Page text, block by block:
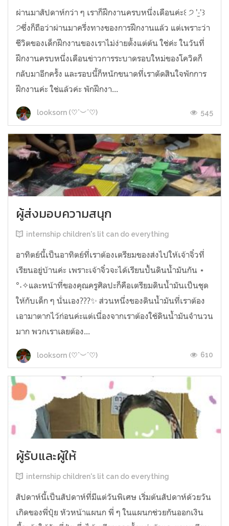
ผ่านมาสัปดาห์กว่า ๆ เราก็ฝึกงานครบหนึ่งเดือนค่ะ꒰ ੭ '‧̫'꒱
੭ซึ่งก็ถือว่าผ่านมาครึ่งทางของการฝึกงานแล้ว แต่เพราะว่า
ชีวิตของเด็กฝึกงานของเราไม่ง่ายตั้งแต่ต้น ใช่ค่ะ ในวันที่
ฝึกงานครบหนึ่งเดือนข่าวการระบาดรอบใหม่ของโควิดก็
กลับมาอีกครั้ง และรอบนี้ก็หนักขนาดที่เราตัดสินใจพักการ
ฝึกงานค่ะ ใช่แล้วค่ะ พักฝึกงา...
looksorn (♡˙︶˙♡) 545
ผู้ส่งมอบความสนุก
internship children's lit can do everything
อาทิตย์นี้เป็นอาทิตย์ที่เราต้องเตรียมของส่งไปให้เจ้าจิ๋วที่
เรียนอยู่บ้านค่ะ เพราะเจ้าจิ๋วจะได้เรียนปั้นดินน้ำมันกัน ⋆
°˖✧และหน้าที่ของคุณครูศิลปะก็คือเตรียมดินน้ำมันเป็นชุด
ให้กับเด็ก ๆ นั่นเอง??‍?✨ ส่วนหนึ่งของดินน้ำมันที่เราต้อง
เอามาตากไว้ก่อนค่ะแต่เนื่องจากเราต้องใช้ดินน้ำมันจำนวน
มาก พวกเราเลยต้อง...
looksorn (♡˙︶˙♡) 610
ผู้รับและผู้ให้
internship children's lit can do everything
สัปดาห์นี้เป็นสัปดาห์ที่มีแต่วันพิเศษ เริ่มต้นสัปดาห์ด้วยวัน
เกิดของพี่ปุ๋ย หัวหน้าแผนก พี่ ๆ ในแผนกช่วยกันออกเงิน